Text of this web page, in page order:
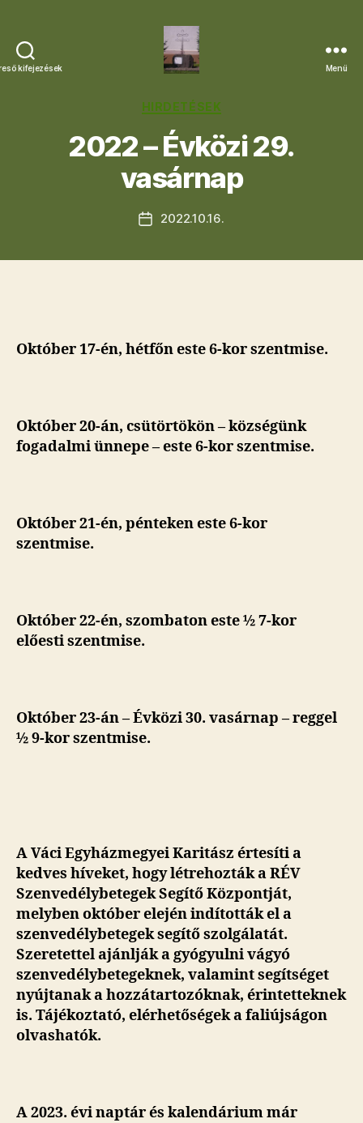
kifejezések
Egyházközség
Menü
Kategóriák
HIRDETÉSEK
2022 – Évközi 29.
vasárnap
Bejegyzés
2022.10.16.
Október 17-én, hétfőn este 6-kor szentmise.
Október 20-án, csütörtökön – községünk
fogadalmi ünnepe – este 6-kor szentmise.
Október 21-én, pénteken este 6-kor
szentmise.
Október 22-én, szombaton este ½ 7-kor
előesti szentmise.
Október 23-án – Évközi 30. vasárnap – reggel
½ 9-kor szentmise.
A Váci Egyházmegyei Karitász értesíti a
kedves híveket, hogy létrehozták a RÉV
Szenvedélybetegek Segítő Központját,
melyben október elején indították el a
szenvedélybetegek segítő szolgálatát.
Szeretettel ajánlják a gyógyulni vágyó
szenvedélybetegeknek, valamint segítséget
nyújtanak a hozzátartozóknak, érintetteknek
is. Tájékoztató, elérhetőségek a faliújságon
olvashatók.
A 2023. évi naptár és kalendárium már